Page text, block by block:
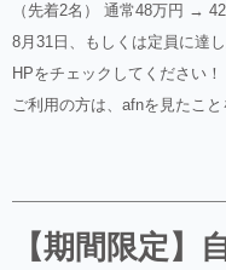
（先着2名） 通常48万円 →
8月31日、もしくは定員に達
HPをチェックしてください
ご利用の方は、afnを見たこと
【期間限定】